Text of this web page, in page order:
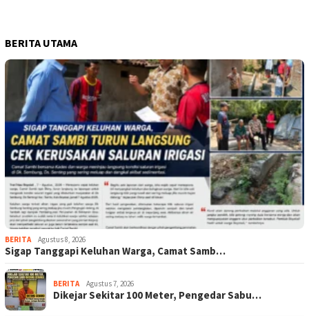
BERITA UTAMA
BERITA Agustus 8, 2026
Sigap Tanggapi Keluhan Warga, Camat Samb…
BERITA Agustus 7, 2026
Dikejar Sekitar 100 Meter, Pengedar Sabu…